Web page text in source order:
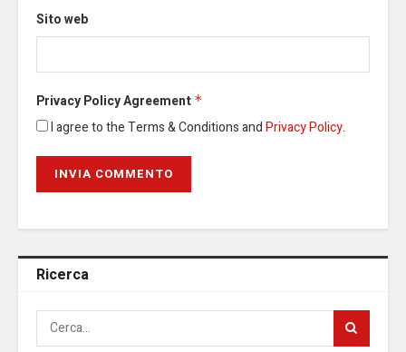
Sito web
Privacy Policy Agreement *
I agree to the Terms & Conditions andPrivacy Policy.
Ricerca